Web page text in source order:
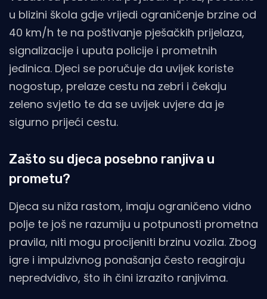
u blizini škola gdje vrijedi ograničenje brzine od
40 km/h te na poštivanje pješačkih prijelaza,
signalizacije i uputa policije i prometnih
jedinica. Djeci se poručuje da uvijek koriste
nogostup, prelaze cestu na zebri i čekaju
zeleno svjetlo te da se uvijek uvjere da je
sigurno prijeći cestu.
Zašto su djeca posebno ranjiva u
prometu?
Djeca su niža rastom, imaju ograničeno vidno
polje te još ne razumiju u potpunosti prometna
pravila, niti mogu procijeniti brzinu vozila. Zbog
igre i impulzivnog ponašanja često reagiraju
nepredvidivo, što ih čini izrazito ranjivima.